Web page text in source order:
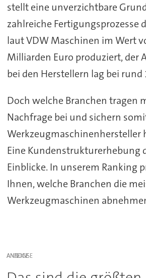
stellt eine unverzichtbare
zahlreiche Fertigungsprozesse
laut VDW Maschinen im Wert
Milliarden Euro produziert, der
bei den Herstellern lag bei
Doch welche Branchen tragen
Nachfrage bei und sichern
Werkzeugmaschinenhersteller
Eine Kundenstrukturerhebung
Einblicke. In unserem Ranking
Ihnen, welche Branchen die
Werkzeugmaschinen
ANZEIGE